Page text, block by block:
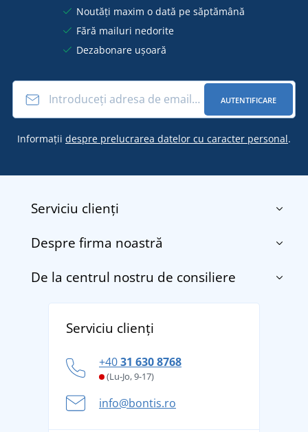
Noutăți maxim o dată pe săptămână
Fără mailuri nedorite
Dezabonare ușoară
AUTENTIFICARE
Informații despre prelucrarea datelor cu caracter personal.
Serviciu clienți
Contact
Transport și plată
Returnarea bunurilor și reclamații
Politica de confidențialitate a datelor cu caracter
Despre firma noastră
Despre noi
De la centrul nostru de consiliere
tradiție din 1976
și în siguranță
Aventura de vară începe cu bagajul - pregătiți-vă
pentru vacanță fără griji
Serviciu clienți
+4031 630 8768
(Lu-Jo, 9-17)
info@bontis.ro